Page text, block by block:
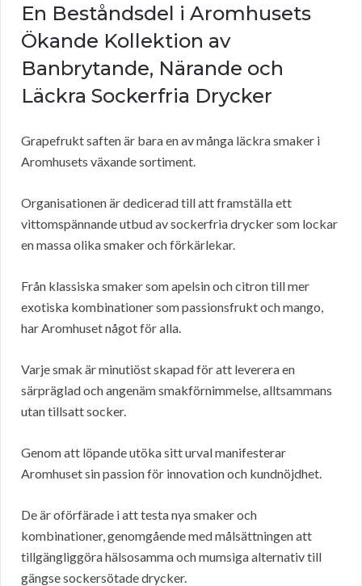
En Beståndsdel i Aromhusets
Ökande Kollektion av
Banbrytande, Närande och
Läckra Sockerfria Drycker
Grapefrukt saften är bara en av många läckra smaker i
Aromhusets växande sortiment.
Organisationen är dedicerad till att framställa ett
vittomspännande utbud av sockerfria drycker som lockar
en massa olika smaker och förkärlekar.
Från klassiska smaker som apelsin och citron till mer
exotiska kombinationer som passionsfrukt och mango,
har Aromhuset något för alla.
Varje smak är minutiöst skapad för att leverera en
särpräglad och angenäm smakförnimmelse, alltsammans
utan tillsatt socker.
Genom att löpande utöka sitt urval manifesterar
Aromhuset sin passion för innovation och kundnöjdhet.
De är oförfärade i att testa nya smaker och
kombinationer, genomgående med målsättningen att
tillgängliggöra hälsosamma och mumsiga alternativ till
gängse sockersötade drycker.